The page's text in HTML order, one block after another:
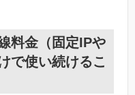
料金（固定IPや
で使い続けるこ